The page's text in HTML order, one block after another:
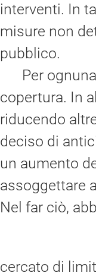
interventi. In
misure non
pubblico.
Per ognuna
copertura. In
riducendo
deciso di
un aumento
assoggettare
Nel far ciò,
cercato di